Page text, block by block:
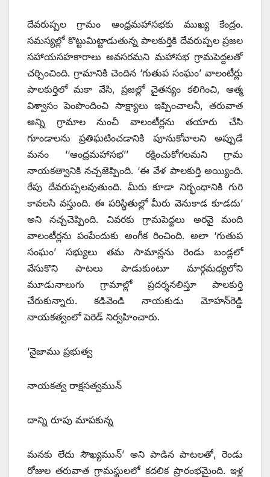
దేవరుప్పల గ్రామం ఆంధ్రమహాసభకు ముఖ్య కేంద్రం.
సమస్యల్లో కొట్టుమిట్టాడుతున్న పాలకుర్తికి దేవరుప్పల ప్రజల
సహాయసహకారాలు అవసరమని మహాసభ గ్రామపెద్దలతో
చర్చించింది. గ్రామానికి చెందిన ‘గుతుప సంఘం’ వాలంటీర్లు
పాలకుర్తిలో మకా వేసి, ప్రజల్లో చైతన్యం కలిగించి, ఆత్మ
విశ్వాసం పెంపొందించి సాక్ష్యాలు ఇప్పించాలనీ, తరువాత
అన్ని గ్రామాల నుంచీ వాలంటీర్లను తయారు చేసి
గూండాలను ప్రతిఘటించడానికి పూనుకోవాలని అప్పుడే
మనం ‘‘ఆంధ్రమహాసభ’’ రక్షించుకోగలమని గ్రామ
నాయకత్వానికి నచ్చజెప్పింది. ‘ఈ వేళ పాలకుర్తి అయ్యింది.
రేపు దేవరుప్పలవుతుంది. మీరు కూడా నిర్భంధానికి గురి
కావలసి వస్తుంది. ఈ పరిస్థితుల్లో మీరు వెనుకాడ కూడదు’
అని నచ్చచెప్పింది. చివరకు గ్రామపెద్దలు అరవై మంది
వాలంటీర్లను పంపేందుకు అంగీక రించింది. అలా ‘గుతుప
సంఘం’ సభ్యులు తమ సామాన్లను రెండు బండ్లలో
వేసుకొని పాటలు పాడుకుంటూ మార్గమధ్యలోని
మూడునాలుగు గ్రామాల్లో ప్రదర్శనలిస్తూ పాలకుర్తి
చేరుకున్నారు. కడివెండి నాయకుడు మోహన్‌రెడ్డి
నాయకత్వంలో పెరెడ్‌ ‌నిర్వహించారు.
‘నైజాము ప్రభుత్వ
నాయకత్వ రాక్షసత్వమున్‌
‌దాన్ని రూపు మాపకున్న
మనకు లేదు సౌఖ్యమున్‌’ అని పాడిన పాటలతో, రెండు
రోజుల తరువాత గ్రామస్థులలో కదలిక ప్రారంభమైంది. ఇళ్ల